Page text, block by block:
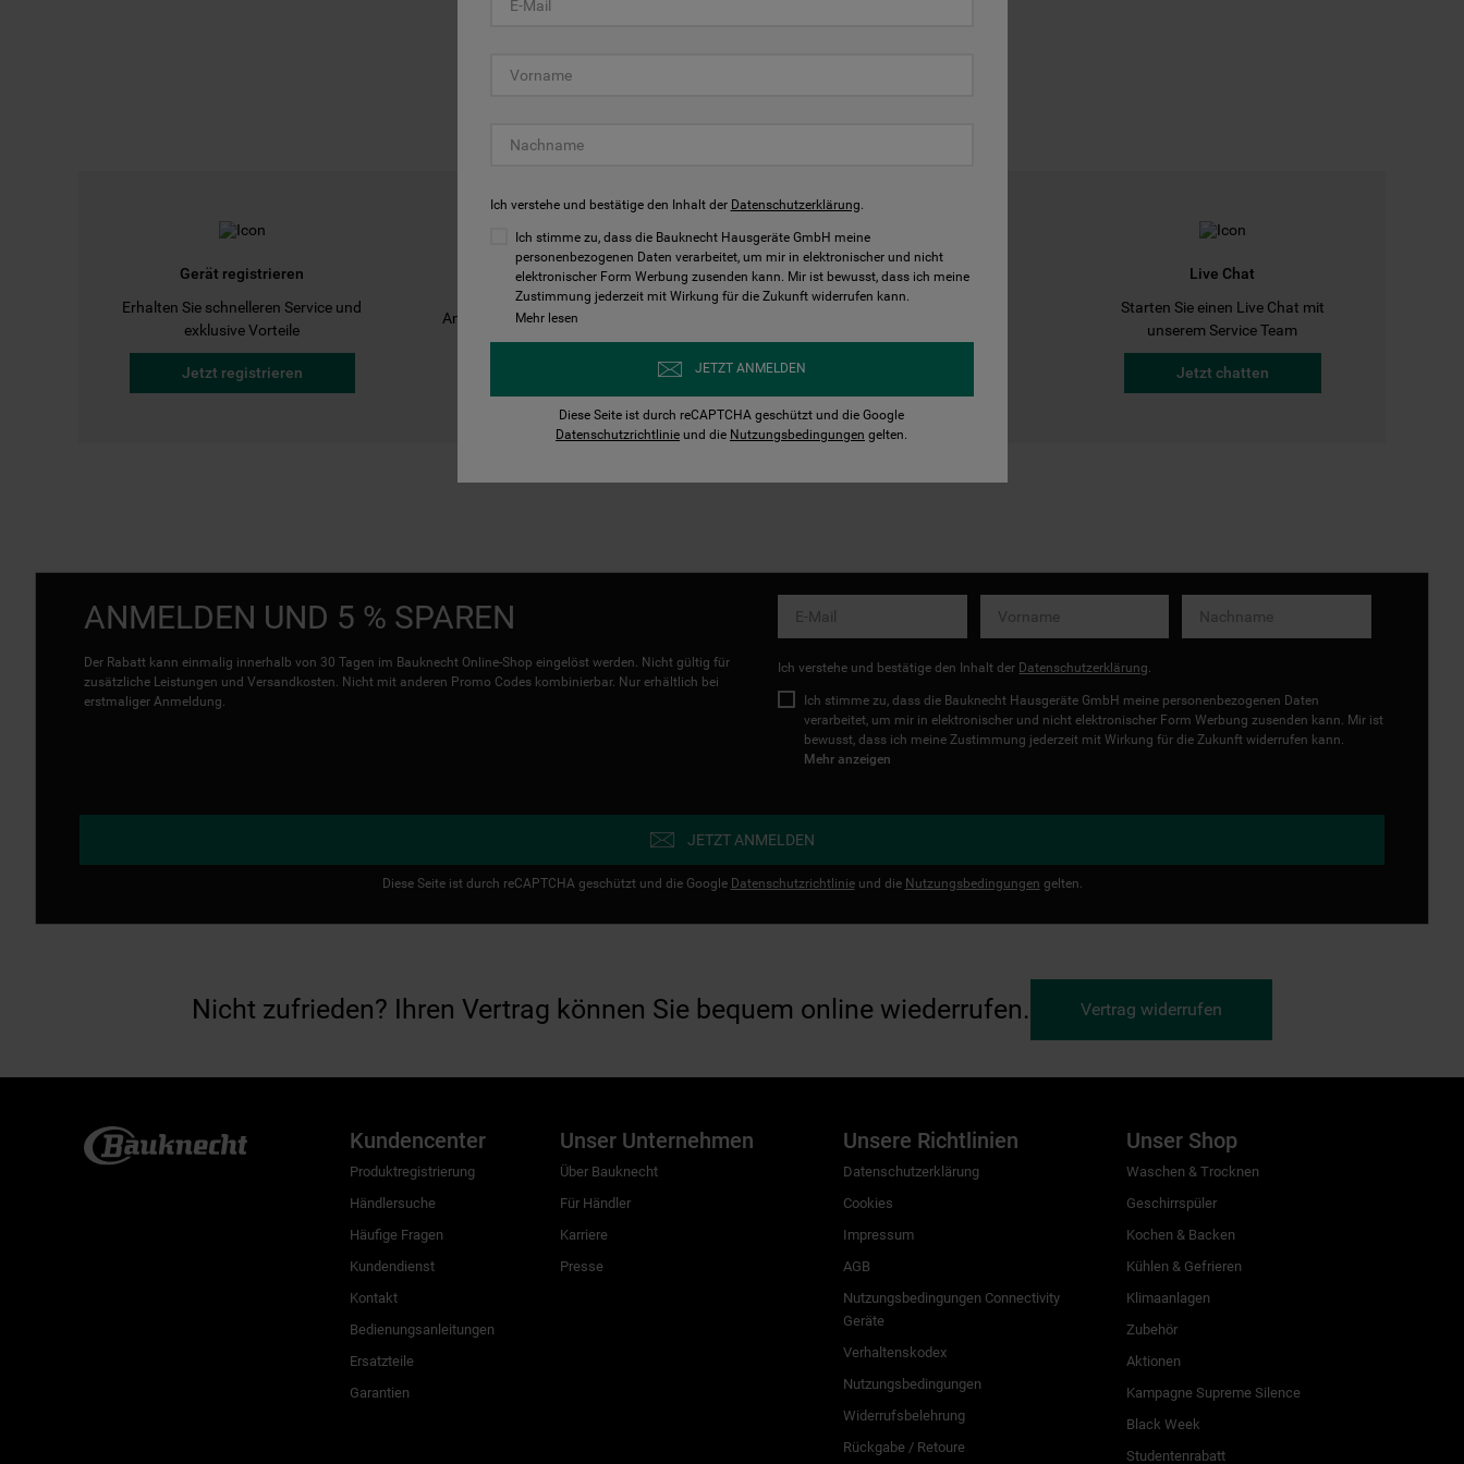
Gerät registrieren
Erhalten Sie schnelleren Service und
exklusive Vorteile
Jetzt registrieren
Bedienungsanleitungen
Anleitungen finden und herunterladen
Kontakt
Live Chat
Starten Sie einen Live Chat mit
unserem Service Team
Jetzt chatten
ANMELDEN UND 5 % SPAREN
Der Rabatt kann einmalig innerhalb von 30 Tagen im Bauknecht Online-Shop eingelöst werden. Nicht gültig für
zusätzliche Leistungen und Versandkosten. Nicht mit anderen Promo Codes kombinierbar. Nur erhältlich bei
erstmaliger Anmeldung.
Ich verstehe und bestätige den Inhalt der Datenschutzerklärung
Ich stimme zu, dass die Bauknecht Hausgeräte GmbH meine personenbezogenen Daten
verarbeitet, um mir in elektronischer und nicht elektronischer Form Werbung zusenden kann. Mir ist
bewusst, dass ich meine Zustimmung jederzeit mit Wirkung für die Zukunft widerrufen kann.
Mehr anzeigen
JETZT ANMELDEN
Diese Seite ist durch reCAPTCHA geschützt und die Google Datenschutzrichtlinieund die Nutzungsbedingungen gelten.
Nicht zufrieden? Ihren Vertrag können Sie bequem online wiederrufen. Vertrag widerrufen
Kundencenter
Produktregistrierung
Händlersuche
Häufige Fragen
Kundendienst
Kontakt
Bedienungsanleitungen
Ersatzteile
Garantien
Unser Unternehmen
Über Bauknecht
Für Händler
Karriere
Presse
Unsere Richtlinien
Datenschutzerklärung
Cookies
Impressum
AGB
Nutzungsbedingungen Connectivity
Geräte
Verhaltenskodex
Nutzungsbedingungen
Widerrufsbelehrung
Rückgabe / Retoure
Unser Shop
Waschen & Trocknen
Geschirrspüler
Kochen & Backen
Kühlen & Gefrieren
Klimaanlagen
Zubehör
Aktionen
Kampagne Supreme Silence
Black Week
Studentenrabatt
Ich verstehe und bestätige den Inhalt der Datenschutzerklärung.
Ich stimme zu, dass die Bauknecht Hausgeräte GmbH meine
personenbezogenen Daten verarbeitet, um mir in elektronischer und nicht
elektronischer Form Werbung zusenden kann. Mir ist bewusst, dass ich meine
Zustimmung jederzeit mit Wirkung für die Zukunft widerrufen kann.
Mehr lesen
JETZT ANMELDEN
Diese Seite ist durch reCAPTCHA geschützt und die Google
Datenschutzrichtlinie und die Nutzungsbedingungen gelten.